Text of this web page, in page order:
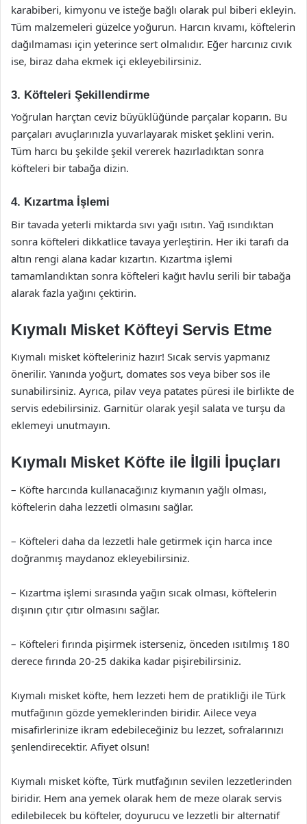
karabiberi, kimyonu ve isteğe bağlı olarak pul biberi ekleyin.
Tüm malzemeleri güzelce yoğurun. Harcın kıvamı, köftelerin
dağılmaması için yeterince sert olmalıdır. Eğer harcınız cıvık
ise, biraz daha ekmek içi ekleyebilirsiniz.
3. Köfteleri Şekillendirme
Yoğrulan harçtan ceviz büyüklüğünde parçalar koparın. Bu
parçaları avuçlarınızla yuvarlayarak misket şeklini verin.
Tüm harcı bu şekilde şekil vererek hazırladıktan sonra
köfteleri bir tabağa dizin.
4. Kızartma İşlemi
Bir tavada yeterli miktarda sıvı yağı ısıtın. Yağ ısındıktan
sonra köfteleri dikkatlice tavaya yerleştirin. Her iki tarafı da
altın rengi alana kadar kızartın. Kızartma işlemi
tamamlandıktan sonra köfteleri kağıt havlu serili bir tabağa
alarak fazla yağını çektirin.
Kıymalı Misket Köfteyi Servis Etme
Kıymalı misket köfteleriniz hazır! Sıcak servis yapmanız
önerilir. Yanında yoğurt, domates sos veya biber sos ile
sunabilirsiniz. Ayrıca, pilav veya patates püresi ile birlikte de
servis edebilirsiniz. Garnitür olarak yeşil salata ve turşu da
eklemeyi unutmayın.
Kıymalı Misket Köfte ile İlgili İpuçları
– Köfte harcında kullanacağınız kıymanın yağlı olması,
köftelerin daha lezzetli olmasını sağlar.
– Köfteleri daha da lezzetli hale getirmek için harca ince
doğranmış maydanoz ekleyebilirsiniz.
– Kızartma işlemi sırasında yağın sıcak olması, köftelerin
dışının çıtır çıtır olmasını sağlar.
– Köfteleri fırında pişirmek isterseniz, önceden ısıtılmış 180
derece fırında 20-25 dakika kadar pişirebilirsiniz.
Kıymalı misket köfte, hem lezzeti hem de pratikliği ile Türk
mutfağının gözde yemeklerinden biridir. Ailece veya
misafirlerinize ikram edebileceğiniz bu lezzet, sofralarınızı
şenlendirecektir. Afiyet olsun!
Kıymalı misket köfte, Türk mutfağının sevilen lezzetlerinden
biridir. Hem ana yemek olarak hem de meze olarak servis
edilebilecek bu köfteler, doyurucu ve lezzetli bir alternatif